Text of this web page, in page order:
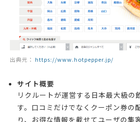
出典元： https://www.hotpepper.jp/
サイト概要
リクルートが運営する日本最大級の
す。口コミだけでなくクーポン券の
り、お得な情報を載せてユーザの集